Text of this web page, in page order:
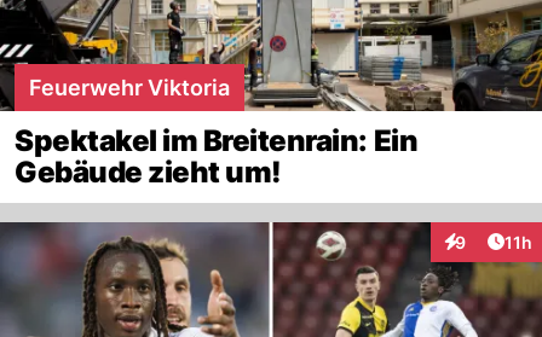
Feuerwehr Viktoria
Spektakel im Breitenrain: Ein
Gebäude zieht um!
9 11h